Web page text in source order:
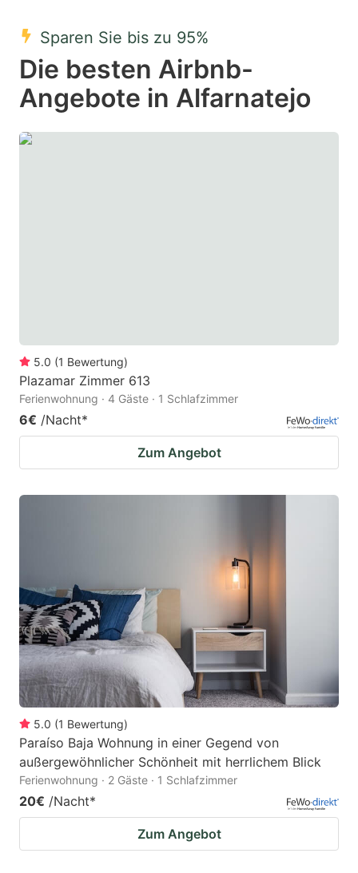
key
to
get
the
keyboard
to
get
keyboard
Sparen Sie bis zu 95%
Die besten Airbnb-
Angebote in Alfarnatejo
5.0 (1 Bewertung)
Plazamar Zimmer 613
Ferienwohnung · 4 Gäste · 1 Schlafzimmer
6€ /Nacht*
Zum Angebot
5.0 (1 Bewertung)
Paraíso Baja Wohnung in einer Gegend von
außergewöhnlicher Schönheit mit herrlichem Blick
Ferienwohnung · 2 Gäste · 1 Schlafzimmer
20€ /Nacht*
Zum Angebot